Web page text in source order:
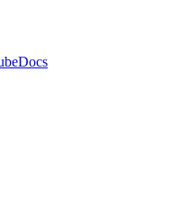
Docs